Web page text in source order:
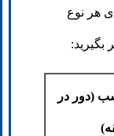
هر نوع
(دور در